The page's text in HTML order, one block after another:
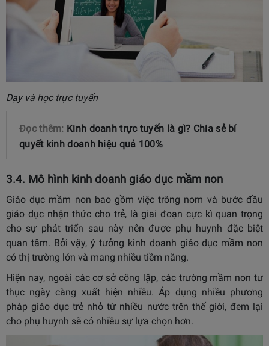
Dạy và học trực tuyến
Đọc thêm: Kinh doanh trực tuyến là gì? Chia sẻ bí
quyết kinh doanh hiệu quả 100%
3.4. Mô hình kinh doanh giáo dục mầm non
Giáo dục mầm non bao gồm việc trông nom và bước đầu
giáo dục nhận thức cho trẻ, là giai đoạn cực kì quan trọng
cho sự phát triển sau này nên được phụ huynh đặc biệt
quan tâm. Bởi vậy, ý tưởng kinh doanh giáo dục mầm non
có thị trường lớn và mang nhiều tiềm năng.
Hiện nay, ngoài các cơ sở công lập, các trường mầm non tư
thục ngày càng xuất hiện nhiều. Áp dụng nhiều phương
pháp giáo dục trẻ nhỏ từ nhiều nước trên thế giới, đem lại
cho phụ huynh sẽ có nhiều sự lựa chọn hơn.